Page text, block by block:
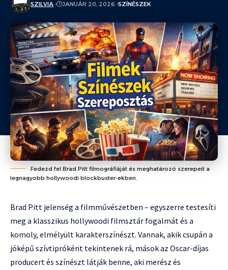
SZILVIA JANUÁR 20, 2026 SZÍNÉSZEK
Fedezd fel Brad Pitt filmográfiáját és meghatározó szerepeit a
legnagyobb hollywoodi blockbuster-ekben.
Brad Pitt jelenség a filmművészetben – egyszerre testesíti
meg a klasszikus hollywoodi filmsztár fogalmát és a
komoly, elmélyült karakterszínészt. Vannak, akik csupán a
jóképű szívtipróként tekintenek rá, mások az Oscar-díjas
producert és színészt látják benne, aki merész és